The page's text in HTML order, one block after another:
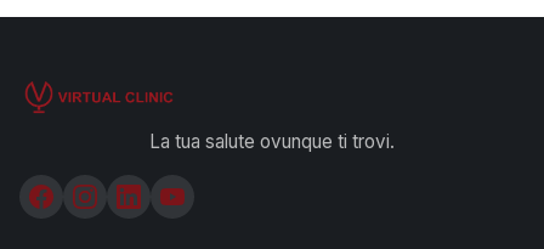
La tua salute ovunque ti trovi.